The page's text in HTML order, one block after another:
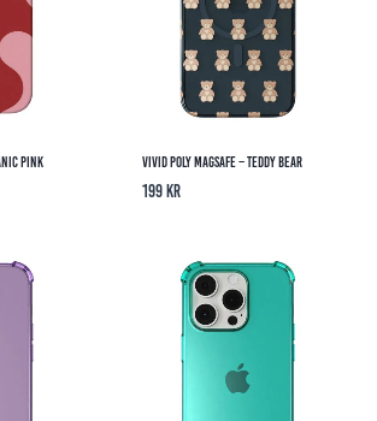
Pink Vivid Poly MagSafe – Teddy Bear
199 kr